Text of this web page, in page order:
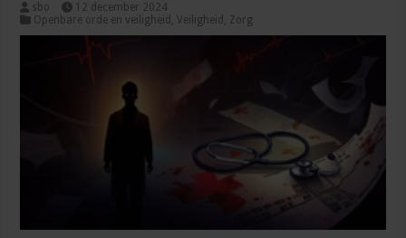
sbo
12 december 2024
Openbare orde en veiligheid ,Veiligheid , Zorg